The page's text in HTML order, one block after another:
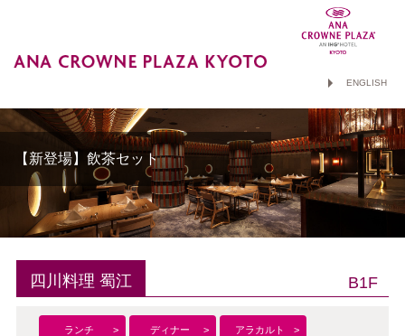
ENGLISH
【新登場】飲茶セット
四川料理 蜀江 B1F
ランチ ディナー アラカルト